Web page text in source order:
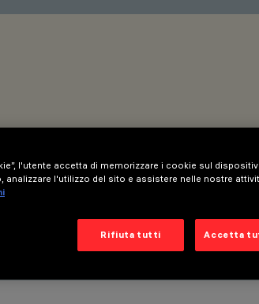
l'utente accetta di memorizzare i cookie sul
analizzare l'utilizzo del sito e assistere nelle nostre
Rifiuta tutti Accetta